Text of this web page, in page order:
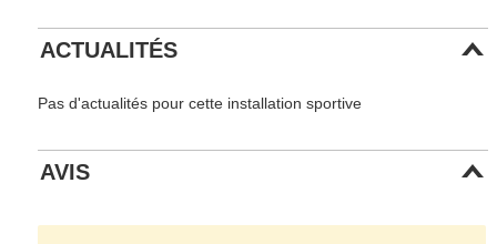
ACTUALITÉS
Pas d'actualités pour cette installation sportive
AVIS